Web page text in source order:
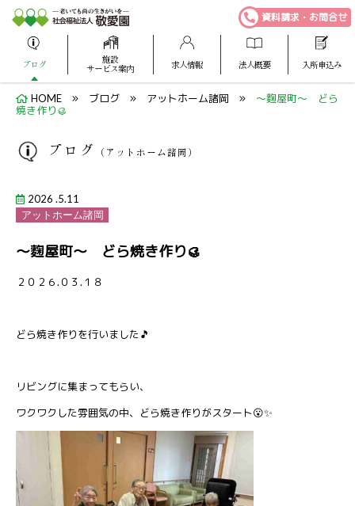
ブログ
施設
サービス案内
求人情報 法人概要 入所申込み
資料請求・お問合せ
HOME ブログ アットホーム諸岡
～麴屋町～ どら
焼き作り🥮
ブログ （アットホーム諸岡）
2026 .5.11
アットホーム諸岡
～麴屋町～ どら焼き作り🥮
２０２６.０３.１８
どら焼き作りを行いました🎵
リビングに集まってもらい、
ワクワクした雰囲気の中、どら焼き作りがスタート😮✨